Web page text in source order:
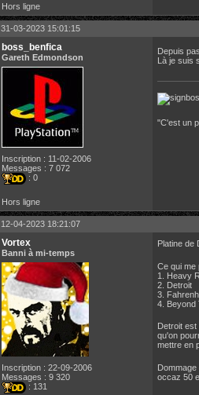
Hors ligne
31-03-2023 15:01:15
boss_benfica
Gareth Edmondson
Inscription : 11-02-2006
Messages : 7 072
: 0
Depuis
Là je suis
"C'est un
Hors ligne
12-04-2023 18:21:07
Vortex
Banni à mi-temps
Inscription : 22-09-2006
Messages : 9 320
: 131
Platine de
Ce qui me
1. Heavy
2. Detroit
3.
4. Beyond
Detroit
qu'on
mettre en
occaz 50